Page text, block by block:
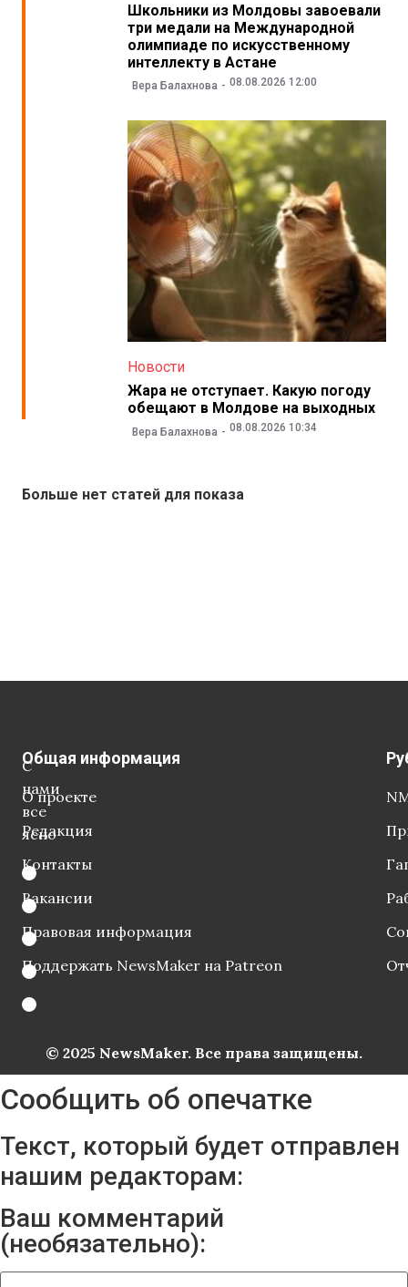
Школьники из Молдовы завоевали
три медали на Международной
олимпиаде по искусственному
интеллекту в Астане
Вера Балахнова 08.08.2026 12:00
Новости
Жара не отступает. Какую погоду
обещают в Молдове на выходных
Вера Балахнова 08.08.2026 10:34
Больше нет статей для показа
С
нами
все
ясно
Общая информация
О проекте
Редакция
Контакты
Вакансии
Правовая информация
Поддержать NewsMaker на Patreon
© 2025 NewsMaker. Все права защищены.
Сообщить об опечатке
Текст, который будет отправлен
нашим редакторам:
Ваш комментарий
(необязательно):